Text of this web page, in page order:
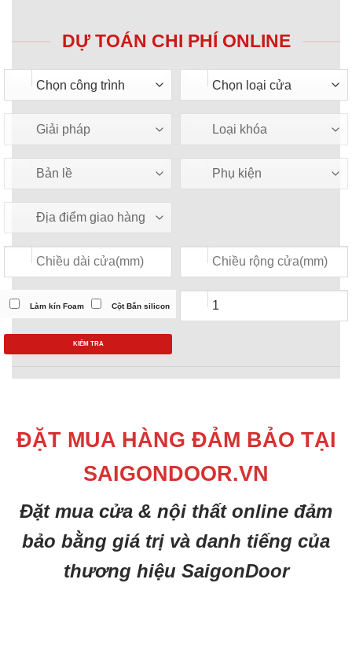
DỰ TOÁN CHI PHÍ ONLINE
Làm kín Foam Cột Bắn silicon
KIỂM TRA
ĐẶT MUA HÀNG ĐẢM BẢO TẠI
SAIGONDOOR.VN
Đặt mua cửa & nội thất online đảm
bảo bằng giá trị và danh tiếng của
thương hiệu SaigonDoor